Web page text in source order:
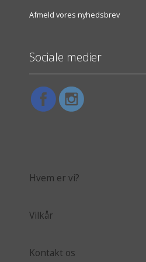
Afmeld vores nyhedsbrev
Sociale medier
Hvem er vi?
Vilkår
Kontakt os